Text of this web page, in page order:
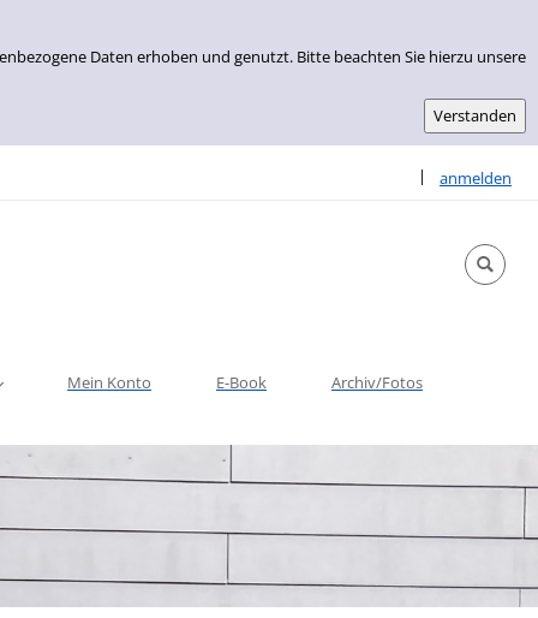
Daten erhoben und genutzt. Bitte beachten Sie hierzu unsere
| anmelden
Sprache
Mein Konto E-Book Archiv/Fotos